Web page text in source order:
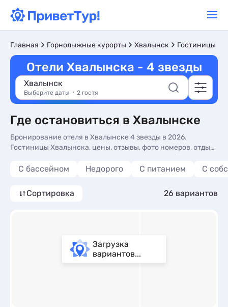
Главная Горнолыжные курорты Хвалынск Гостиницы и
Отели Хвалынска - 4 звезды
Хвалынск
Выберите даты 2 гостя
Где остановиться в Хвалынске
Бронирование отеля в Хвалынске 4 звезды в 2026.
Гостиницы Хвалынска, цены, отзывы, фото номеров, отдых
С бассейном Недорого С питанием С
Сортировка 26 вариантов
Загрузка
вариантов...